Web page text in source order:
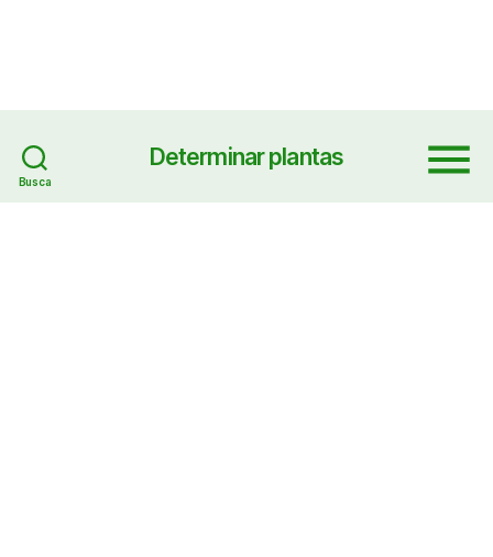
Busca
Determinar plantas Menu